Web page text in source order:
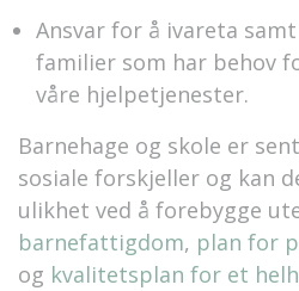
Ansvar for å ivareta
familier som har behov
våre hjelpetjenester.
Barnehage og skole er
sosiale forskjeller og kan
ulikhet ved å forebygge
barnefattigdom, plan for
og kvalitetsplan for et